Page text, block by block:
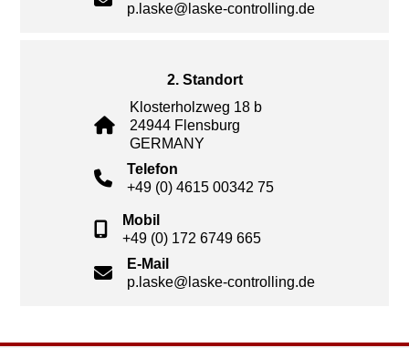
p.laske@laske-controlling.de
2. Standort
Klosterholzweg 18 b
24944 Flensburg
GERMANY
Telefon
+49 (0) 4615 00342 75
Mobil
+49 (0) 172 6749 665
E-Mail
p.laske@laske-controlling.de